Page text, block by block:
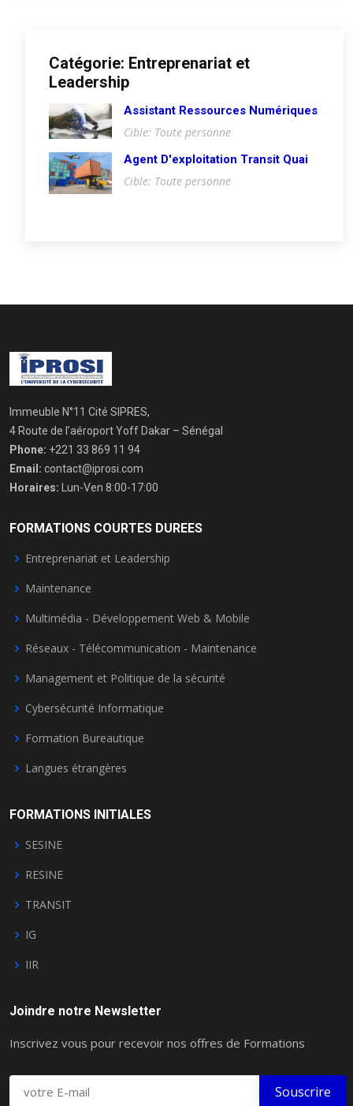
Catégorie: Entreprenariat et
Leadership
Assistant Ressources Numériques
Cible: Toute personne
Agent D'exploitation Transit Quai
Cible: Toute personne
Immeuble N°11 Cité SIPRES,
4 Route de l’aéroport Yoff Dakar – Sénégal
Phone: +221 33 869 11 94
Email: contact@iprosi.com
Horaires: Lun-Ven 8:00-17:00
FORMATIONS COURTES DUREES
Entreprenariat et Leadership
Maintenance
Multimédia - Développement Web & Mobile
Réseaux - Télécommunication - Maintenance
Management et Politique de la sécurité
Cybersécurité Informatique
Formation Bureautique
Langues étrangères
FORMATIONS INITIALES
SESINE
RESINE
TRANSIT
IG
IIR
Joindre notre Newsletter
Inscrivez vous pour recevoir nos offres de Formations